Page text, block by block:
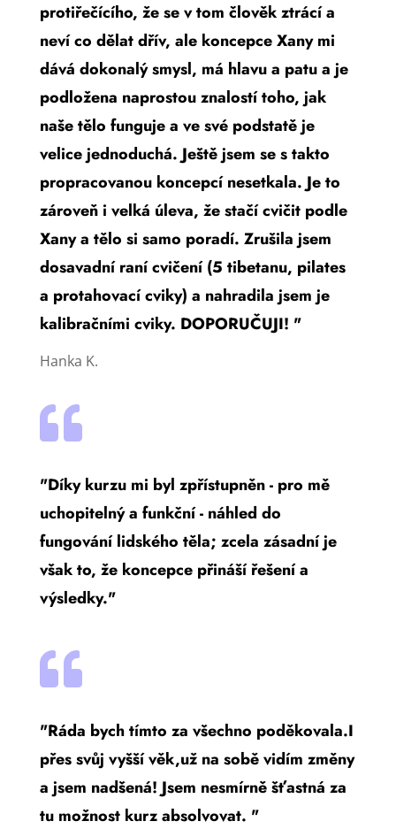
protiřečícího, že se v tom člověk ztrácí a
neví co dělat dřív, ale koncepce Xany mi
dává dokonalý smysl, má hlavu a patu a je
podložena naprostou znalostí toho, jak
naše tělo funguje a ve své podstatě je
velice jednoduchá. Ještě jsem se s takto
propracovanou koncepcí nesetkala. Je to
zároveň i velká úleva, že stačí cvičit podle
Xany a tělo si samo poradí. Zrušila jsem
dosavadní raní cvičení (5 tibetanu, pilates
a protahovací cviky) a nahradila jsem je
kalibračními cviky. DOPORUČUJI! "
Hanka K.

"Díky kurzu mi byl zpřístupněn - pro mě
uchopitelný a funkční - náhled do
fungování lidského těla; zcela zásadní je
však to, že koncepce přináší řešení a
výsledky."

"Ráda bych tímto za všechno poděkovala.I
přes svůj vyšší věk,už na sobě vidím změny
a jsem nadšená! Jsem nesmírně šťastná za
tu možnost kurz absolvovat. "